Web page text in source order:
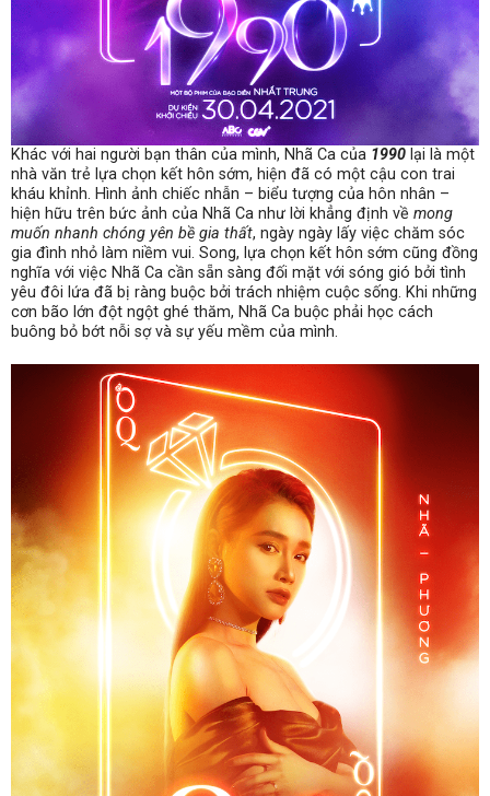
Khác với hai người bạn thân của mình, Nhã Ca của 1990 lại là một
nhà văn trẻ lựa chọn kết hôn sớm, hiện đã có một cậu con trai
kháu khỉnh. Hình ảnh chiếc nhẫn – biểu tượng của hôn nhân –
hiện hữu trên bức ảnh của Nhã Ca như lời khẳng định về mong
muốn nhanh chóng yên bề gia thất, ngày ngày lấy việc chăm sóc
gia đình nhỏ làm niềm vui. Song, lựa chọn kết hôn sớm cũng đồng
nghĩa với việc Nhã Ca cần sẵn sàng đối mặt với sóng gió bởi tình
yêu đôi lứa đã bị ràng buộc bởi trách nhiệm cuộc sống. Khi những
cơn bão lớn đột ngột ghé thăm, Nhã Ca buộc phải học cách
buông bỏ bớt nỗi sợ và sự yếu mềm của mình.